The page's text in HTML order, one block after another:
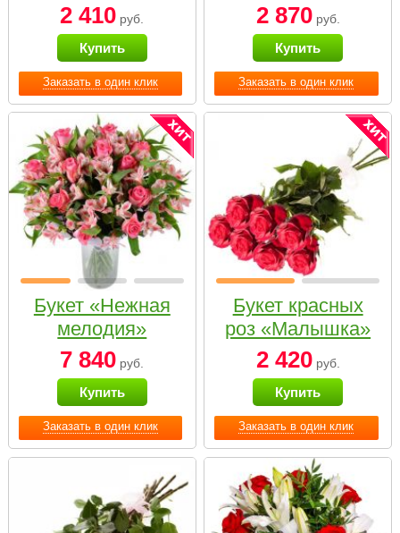
Заказать в один клик
2 410 руб.
Купить
Заказать в один клик
2 870руб.
Купить
Заказать в один клик
Букет «Нежная
мелодия»
7 840 руб.
Купить
Заказать в один клик
Букет красных
роз «Малышка»
2 420руб.
Купить